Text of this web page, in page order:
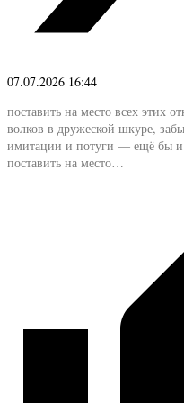
07.07.2026 16:44
поставить на место всех этих
волков в дружеской шкуре,
имитации и потуги — ещё бы и
поставить на место…